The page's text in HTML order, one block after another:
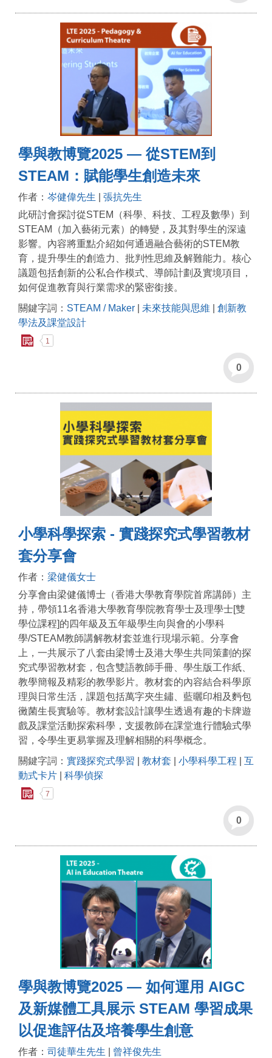
學與教博覽2025 — 從STEM到
STEAM：賦能學生創造未來
作者： 岑健偉先生
張抗先生
此研討會探討從STEM（科學、科技、工程及數學）到
STEAM（加入藝術元素）的轉變，及其對學生的深遠
影響。內容將重點介紹如何通過融合藝術的STEM教
育，提升學生的創造力、批判性思維及解難能力。核心
議題包括創新的公私合作模式、導師計劃及實境項目，
如何促進教育與行業需求的緊密銜接。
關鍵字詞： STEAM / Maker 未來技能與思維
創新教
學法及課堂設計
1
0
小學科學探索 - 實踐探究式學習教材
套分享會
作者： 梁健儀女士
分享會由梁健儀博士（香港大學教育學院首席講師）主
持，帶領11名香港大學教育學院教育學士及理學士[雙
學位課程]的四年級及五年級學生向與會的小學科
學/STEAM教師講解教材套並進行現場示範。分享會
上，一共展示了八套由梁博士及港大學生共同策劃的探
究式學習教材套，包含雙語教師手冊、學生版工作紙、
教學簡報及精彩的教學影片。教材套的內容結合科學原
理與日常生活，課題包括萬字夾生鏽、藍曬印相及麪包
黴菌生長實驗等。教材套設計讓學生透過有趣的卡牌遊
戲及課堂活動探索科學，支援教師在課堂進行體驗式學
習，令學生更易掌握及理解相關的科學概念。
關鍵字詞： 實踐探究式學習 教材套 小學科學工程
互
動式卡片
科學偵探
7
0
學與教博覽2025 — 如何運用 AIGC
及新媒體工具展示 STEAM 學習成果
以促進評估及培養學生創意
作者： 司徒華生先生
曾祥俊先生